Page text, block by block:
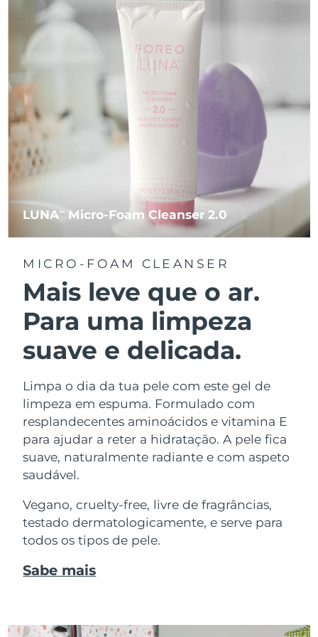
LUNATM Micro-Foam Cleanser 2.0
MICRO-FOAM CLEANSER
Mais leve que o ar.
Para uma limpeza
suave e delicada.
Limpa o dia da tua pele com este gel de
limpeza em espuma. Formulado com
resplandecentes aminoácidos e vitamina E
para ajudar a reter a hidratação. A pele fica
suave, naturalmente radiante e com aspeto
saudável.
Vegano, cruelty-free, livre de fragrâncias,
testado dermatologicamente, e serve para
todos os tipos de pele.
Sabe mais